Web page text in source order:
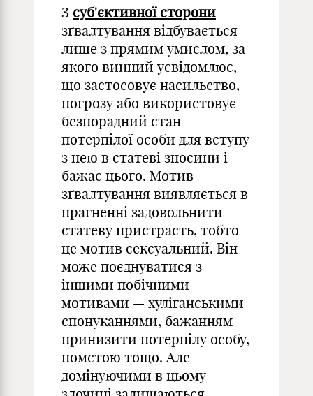
З суб'єктивної сторони
зґвалтування відбувається
лише з прямим умислом, за
якого винний усвідомлює,
що застосовує насильство,
погрозу або використовує
безпорадний стан
потерпілої особи для вступу
з нею в статеві зносини і
бажає цього. Мотив
зґвалтування виявляється в
прагненні задовольнити
статеву пристрасть, тобто
це мотив сексуальний. Він
може поєднуватися з
іншими побічними
мотивами — хуліганськими
спонуканнями, бажанням
принизити потерпілу особу,
помстою тощо. Але
домінуючими в цьому